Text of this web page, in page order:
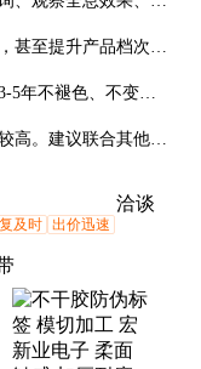
行验证。
甚至提升产品档次。
观。
5年不褪色、不变
高。建议联合其他产
洽谈
及时 出价迅速